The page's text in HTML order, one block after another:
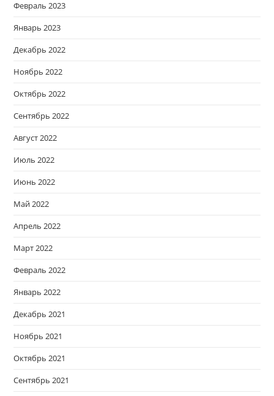
Февраль 2023
Январь 2023
Декабрь 2022
Ноябрь 2022
Октябрь 2022
Сентябрь 2022
Август 2022
Июль 2022
Июнь 2022
Май 2022
Апрель 2022
Март 2022
Февраль 2022
Январь 2022
Декабрь 2021
Ноябрь 2021
Октябрь 2021
Сентябрь 2021